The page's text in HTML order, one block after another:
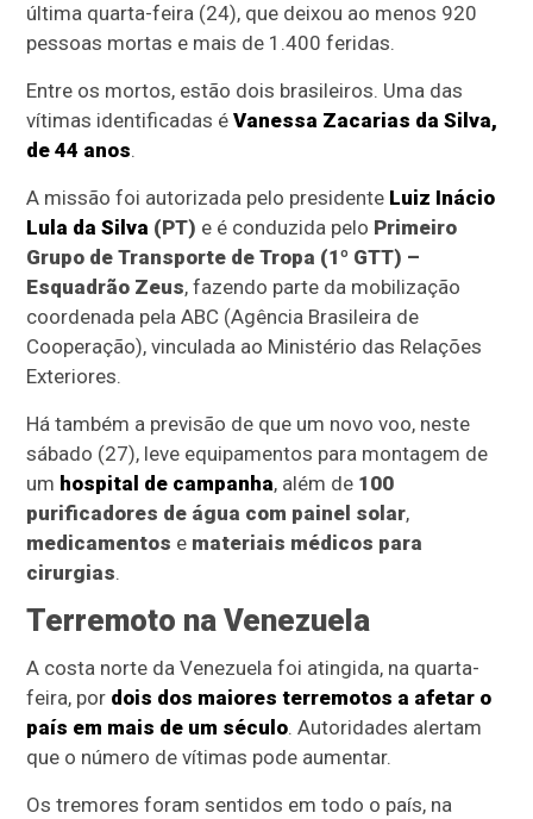
última quarta-feira (24), que deixou ao menos 920
pessoas mortas e mais de 1.400 feridas.
Entre os mortos, estão dois brasileiros. Uma das
vítimas identificadas éVanessa Zacarias da Silva,
de 44 anos.
A missão foi autorizada pelo presidente Luiz Inácio
Lula da Silva (PT) e é conduzida pelo Primeiro
Grupo de Transporte de Tropa (1º GTT) –
Esquadrão Zeus, fazendo parte da mobilização
coordenada pela ABC (Agência Brasileira de
Cooperação), vinculada ao Ministério das Relações
Exteriores.
Há também a previsão de que um novo voo, neste
sábado (27), leve equipamentos para montagem de
um hospital de campanha, além de 100
purificadores de água com painel solar,
medicamentos e materiais médicos para
cirurgias.
Terremoto na Venezuela
A costa norte da Venezuela foi atingida, na quarta-
feira, por dois dos maiores terremotos a afetar o
país em mais de um século. Autoridades alertam
que o número de vítimas pode aumentar.
Os tremores foram sentidos em todo o país, na